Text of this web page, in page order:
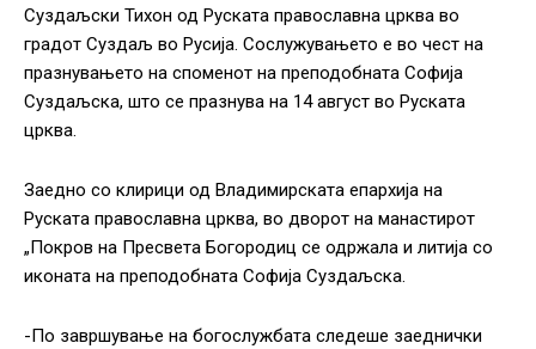
Суздаљски Тихон од Руската православна црква во
градот Суздаљ во Русија. Сослужувањето е во чест на
празнувањето на споменот на преподобната Софија
Суздаљска, што се празнува на 14 август во Руската
црква.
Заедно со клирици од Владимирската епархија на
Руската православна црква, во дворот на манастирот
„Покров на Пресвета Богородиц се одржала и литија со
иконата на преподобната Софија Суздаљска.
-По завршување на богослужбата следеше заеднички